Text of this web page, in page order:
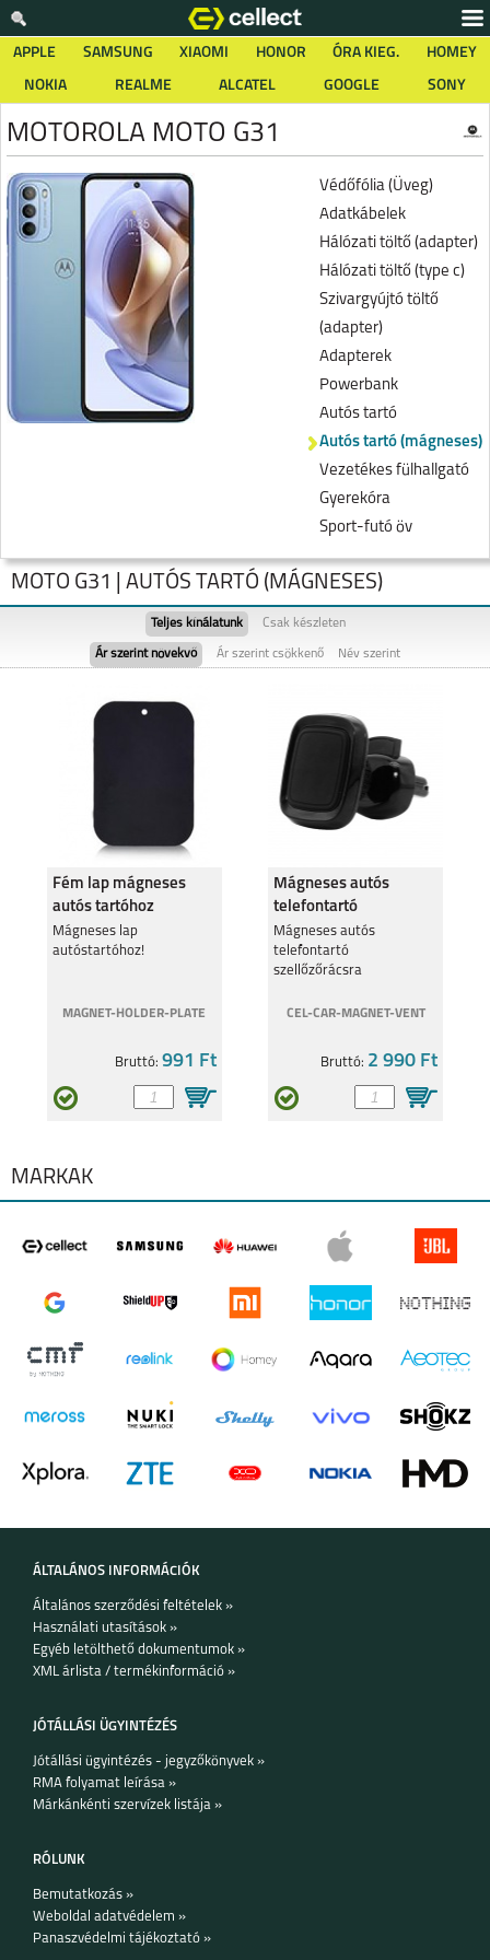
APPLE SAMSUNG XIAOMI HONOR ÓRA KIEG.
HOMEY
NOKIA
REALME ALCATEL GOOGLE SONY
MOTOROLA MOTO G31
Védőfólia (Üveg)
Adatkábelek
Hálózati töltő (adapter)
Hálózati töltő (type c)
Szivargyújtó töltő
(adapter)
Adapterek
Powerbank
Autós tartó
Autós tartó (mágneses)
Vezetékes fülhallgató
Gyerekóra
Sport-futó öv
MOTOROLA MOTO
G35 5G
MOTOROLA EDGE 40
MOTOROLA MOTO
G53 5G
MOTOROLA EDGE 30
5G
MOTO G62 5G
MOTO E20
MOTO G31 | AUTÓS TARTÓ (MÁGNESES)
Teljes kínálatunk Csak készleten
Ár szerint növekvő Ár szerint csökkenő Név szerint
Fém lap mágneses
autós tartóhoz
Mágneses lap
autóstartóhoz!
MAGNET-HOLDER-PLATE
Bruttó: 991 Ft
Mágneses autós
telefontartó
szellőzőrácsra
Mágneses autós
telefontartó
szellőzőrácsra
CEL-CAR-MAGNET-VENT
Bruttó: 2 990 Ft
MÁRKÁK
ÁLTALÁNOS INFORMÁCIÓK
Általános szerződési feltételek »
Használati utasítások »
Egyéb letölthető dokumentumok »
XML árlista / termékinformáció »
JÓTÁLLÁSI ÜGYINTÉZÉS
Jótállási ügyintézés - jegyzőkönyvek »
RMA folyamat leírása »
Márkánkénti szervízek listája »
RÓLUNK
Bemutatkozás »
Weboldal adatvédelem »
Panaszvédelmi tájékoztató »